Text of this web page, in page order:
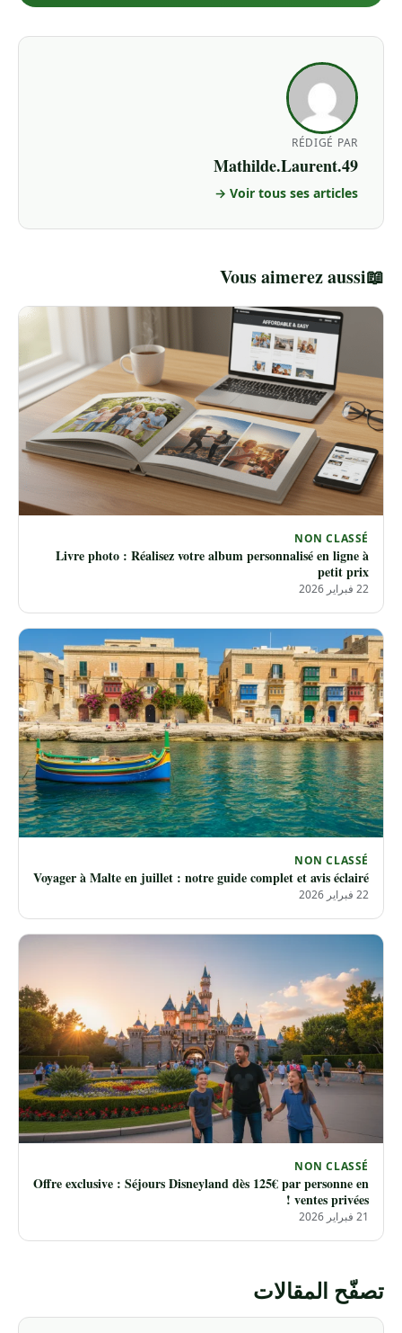
RÉDIGÉ PAR
Mathilde.Laurent.49
Voir tous ses articles →
📖
Vous aimerez aussi
NON CLASSÉ
Livre photo : Réalisez votre album personnalisé en ligne à
petit prix
22 فبراير 2026
NON CLASSÉ
Voyager à Malte en juillet : notre guide complet et avis éclairé
22 فبراير 2026
NON CLASSÉ
Offre exclusive : Séjours Disneyland dès 125€ par personne en
ventes privées !
21 فبراير 2026
تصفّح المقالات